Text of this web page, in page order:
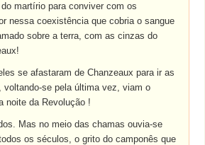
martírio para conviver com os
nessa coexistência que cobria o sangue
sobre a terra, com as cinzas do
se afastaram de Chanzeaux para ir as
voltando-se pela última vez, viam o
noite da Revolução !
Mas no meio das chamas ouvia-se
os séculos, o grito do camponês que